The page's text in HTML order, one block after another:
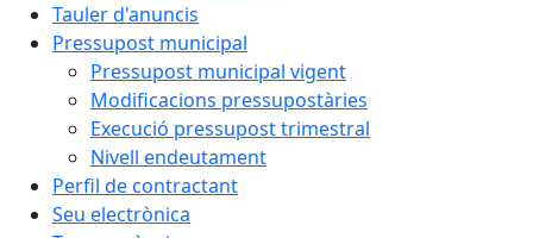
Tauler d'anuncis
Pressupost municipal
Pressupost municipal vigent
Modificacions pressupostàries
Execució pressupost trimestral
Nivell endeutament
Perfil de contractant
Seu electrònica